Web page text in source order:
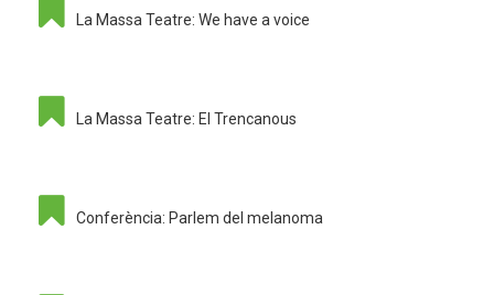
La Massa Teatre: We have a voice
La Massa Teatre: El Trencanous
Conferència: Parlem del melanoma